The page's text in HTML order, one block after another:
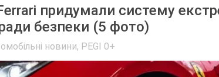
придумали систему
безпеки (5 фото)
новини, PEGI 0+